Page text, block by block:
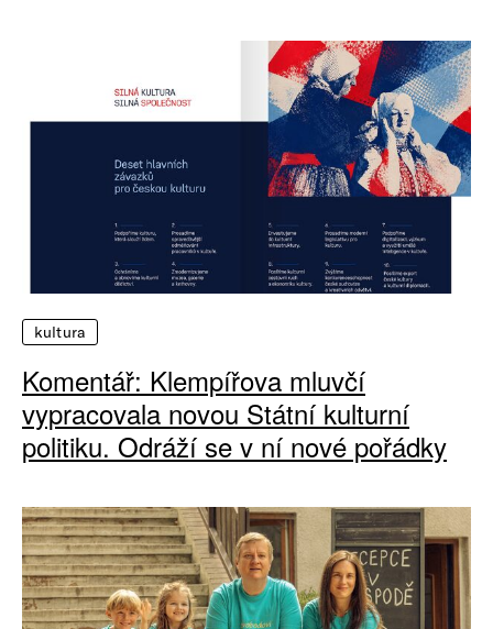
kultura
Komentář: Klempířova mluvčí
vypracovala novou Státní kulturní
politiku. Odráží se v ní nové pořádky